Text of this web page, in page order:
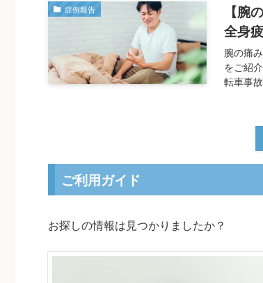
症例報告
【腕
全身
腕の痛
をご紹
転車事
ご利用ガイド
お探しの情報は見つかりましたか？